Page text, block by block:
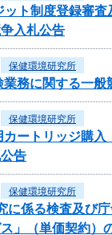
ット制度登録審査
入札公告
保健環境研究所
務に関する一般
保健環境研究所
ートリッジ購入
告
保健環境研究所
に係る検査及び
」（単価契約）